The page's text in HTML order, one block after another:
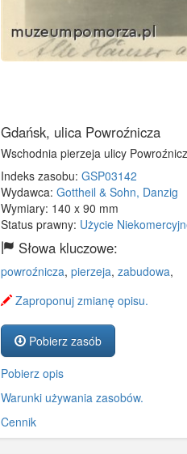
Gdańsk, ulica Powroźnicza
Wschodnia pierzeja ulicy
Indeks zasobu: GSP03142
Wydawca: Gottheil & Sohn, Danzig
Wymiary: 140 x 90 mm
Status prawny: Użycie
Słowa kluczowe:
powroźnicza, pierzeja, zabudowa,
Zaproponuj zmianę opisu.
Pobierz zasób
Pobierz opis
Warunki używania zasobów.
Cennik